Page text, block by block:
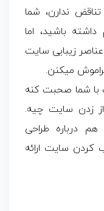
ندارن، شما
باشید، اما
زیبایی سایت
میکنن.
با شما صحبت کنه
زدن سایت چیه.
درباره طراحی
کردن سایت ارائه